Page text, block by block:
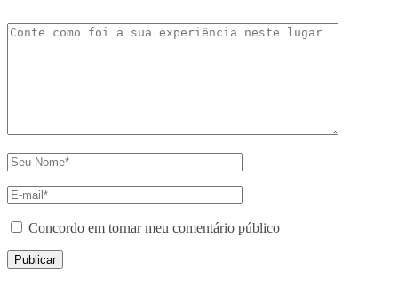
Concordo em tornar meu comentário público